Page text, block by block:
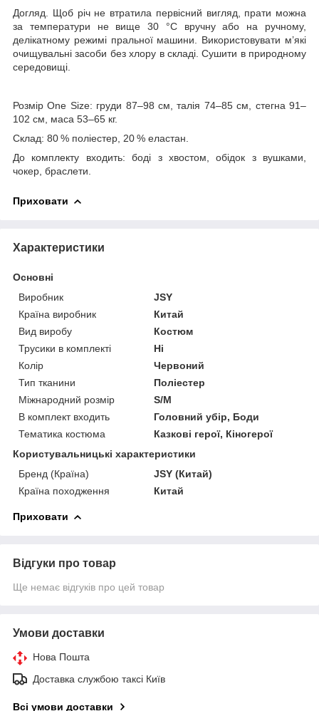
Догляд. Щоб річ не втратила первісний вигляд, прати можна
за температури не вище 30 °C вручну або на ручному,
делікатному режимі пральної машини. Використовувати м’які
очищувальні засоби без хлору в складі. Сушити в природному
середовищі.
Розмір One Size: груди 87–98 см, талія 74–85 см, стегна 91–
102 см, маса 53–65 кг.
Склад: 80 % поліестер, 20 % еластан.
До комплекту входить: боді з хвостом, обідок з вушками,
чокер, браслети.
Приховати
Характеристики
Основні
Виробник
JSY
Країна виробник
Китай
Вид виробу
Костюм
Трусики в комплекті
Ні
Колір
Червоний
Тип тканини
Поліестер
Міжнародний розмір
S/M
В комплект входить
Головний убір, Боди
Тематика костюма
Казкові герої, Кіногерої
Користувальницькі характеристики
Бренд (Країна)
JSY (Китай)
Країна походження
Китай
Приховати
Відгуки про товар
Ще немає відгуків про цей товар
Умови доставки
Нова Пошта
Доставка службою таксі Київ
Всі умови доставки